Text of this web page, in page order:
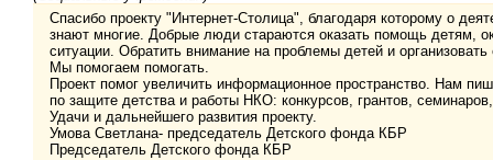
Спасибо проекту "Интернет-Столица", благодаря которому о
знают многие. Добрые люди стараются оказать помощь детям,
ситуации. Обратить внимание на проблемы детей и
Мы помогаем помогать.
Проект помог увеличить информационное пространство. Нам
по защите детства и работы НКО: конкурсов, грантов,
Удачи и дальнейшего развития проекту.
Умова Светлана- председатель Детского фонда КБР
Председатель Детского фонда КБР